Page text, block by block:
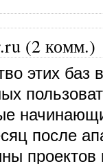
(2
этих баз
после